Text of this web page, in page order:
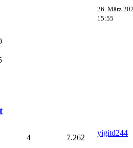
26. März
15:55
4 7.262
yigitd244